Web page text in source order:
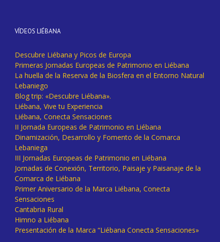
VÍDEOS LIÉBANA
Descubre Liébana y Picos de Europa
Primeras Jornadas Europeas de Patrimonio en Liébana
La huella de la Reserva de la Biosfera en el Entorno Natural
Lebaniego
Blog trip: «Descubre Liébana».
Liébana, Vive tu Experiencia
Liébana, Conecta Sensaciones
II Jornada Europeas de Patrimonio en Liébana
Dinamización, Desarrollo y Fomento de la Comarca
Lebaniega
III Jornadas Europeas de Patrimonio en Liébana
Jornadas de Conexión, Territorio, Paisaje y Paisanaje de la
Comarca de Liébana
Primer Aniversario de la Marca Liébana, Conecta
Sensaciones
Cantabria Rural
Himno a Liébana
Presentación de la Marca “Liébana Conecta Sensaciones»